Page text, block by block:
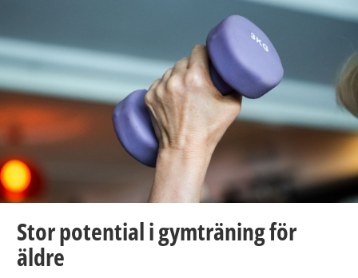
Stor potential i gymträning för
äldre